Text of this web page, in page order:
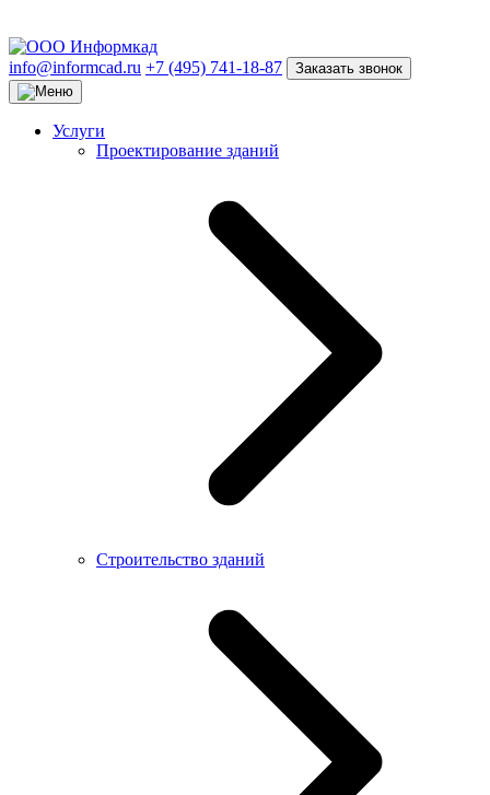
info@informcad.ru +7 (495) 741-18-87 Заказать звонок
Услуги
Проектирование зданий
Строительство зданий